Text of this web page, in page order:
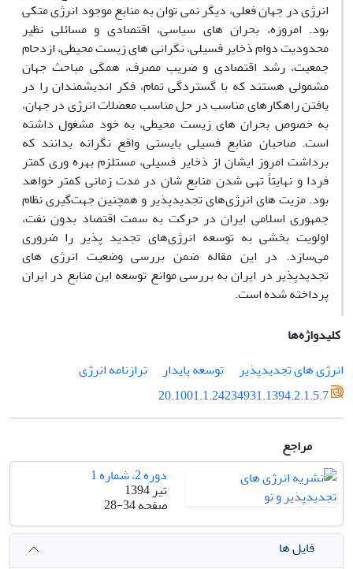
انرژی در جهان فعلی، دیگر نمی توان به منابع موجود انرژی متکی
بود. امروزه، بحران های سیاسی، اقتصادی و مسائلی نظیر
محدودیت دوام ذخایر فسیلی، نگرانی های زیست محیطی، ازدحام
جمعیت، رشد اقتصادی و ضریب مصرف، همگی مباحث جهان
مشمولی هستند که با گستردگی تمام، فکر اندیشمندان را در
یافتن راهکارهای مناسب در حل مناسب معضلات انرژی در جهان،
به خصوص بحران های زیست محیطی، به خود مشغول داشته
است. صاحبان منابع فسیلی بایستی واقع نگرانه بدانند که
برداشت امروز ایشان از ذخایر فسیلی، مستلزم بهره وری کمتر
فردا و نهایتاً تهی شدن منابع شان در مدت زمانی کمتر خواهد
بود. مزیت های انرژی‌های تجدیدپذیر و همچنین جهت‌گیری نظام
جمهوری اسلامی ایران در حرکت به سمت اقتصاد بدون نفت،
اولویت بخشی به توسعه انرژی‌های تجدید پذیر را ضروری
می‌سازد. در این مقاله ضمن بررسی وضعیت انرژی های
تجدیدپذیر در ایران به بررسی موانع توسعه این منابع در ایران
پرداخته شده است.
کلیدواژه‌ها
انرژی های تجدیدپذیر
توسعه پایدار
ترازنامه انرژی
20.1001.1.24234931.1394.2.1.5.7
مراجع
دوره 2، شماره 1
تیر 1394
صفحه28-34
فایل ها